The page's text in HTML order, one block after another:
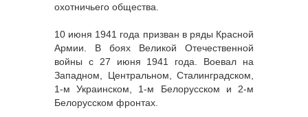
охотничьего общества.
10 июня 1941 года призван в ряды Красной
Армии. В боях Великой Отечественной
войны с 27 июня 1941 года. Воевал на
Западном, Центральном, Сталинградском,
1-м Украинском, 1-м Белорусском и 2-м
Белорусском фронтах.